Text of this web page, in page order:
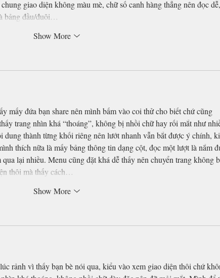
giao diện không màu mè, chữ số canh hàng thẳng nên đọc dễ,
bảng đầu/đuôi…
Show More
mấy đứa bạn share nên mình bấm vào coi thử cho biết chứ cũng
trang nhìn khá “thoáng”, không bị nhồi chữ hay rối mắt như
dung thành từng khối riêng nên lướt nhanh vẫn bắt được ý chính,
thích nữa là mấy bảng thông tin dạng cột, đọc một lượt là nắm
lại nhiều. Menu cũng đặt khá dễ thấy nên chuyển trang không
thôi mà thấy cách…
Show More
rảnh vì thấy bạn bè nói qua, kiểu vào xem giao diện thôi chứ